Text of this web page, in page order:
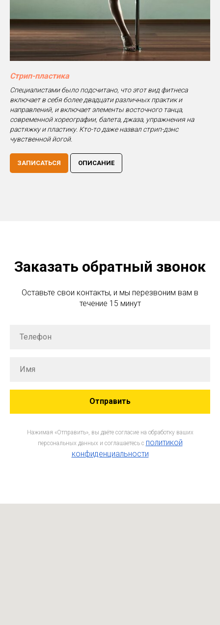
Стрип-пластика
Специалистами было подсчитано, что этот вид фитнеса
включает в себя более двадцати различных практик и
направлений, и включает элементы восточного танца,
современной хореографии, балета, джаза, упражнения на
растяжку и пластику. Кто-то даже назвал стрип-дэнс
чувственной йогой.
ЗАПИСАТЬСЯ ОПИСАНИЕ
Заказать обратный звонок
Оставьте свои контакты, и мы перезвоним вам в
течение 15 минут
Отправить
Нажимая «Отправить», вы даёте согласие на обработку ваших
персональных данных и соглашаетесь c политикой
конфиденциальности